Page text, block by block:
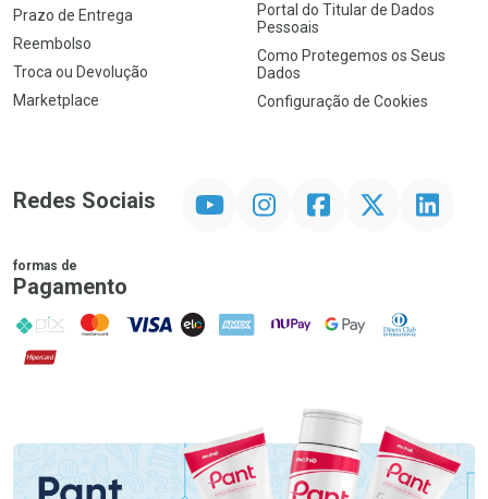
Prazo de Entrega
Reembolso
Troca ou Devolução
Marketplace
Portal do Titular de Dados
Pessoais
Como Protegemos os Seus
Dados
Configuração de Cookies
Redes Sociais InstagramFacebookTwitter Linkedin
formas de
Pagamento
PIX MasterCard
VISA ELO AMEX NuPay Google PayDiners Club
Hipercard